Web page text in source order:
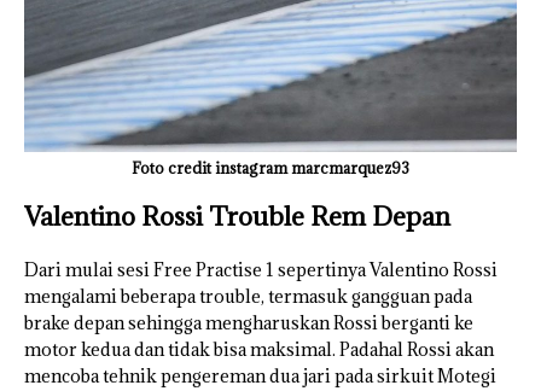
Foto credit instagram marcmarquez93
Valentino Rossi Trouble Rem Depan
Dari mulai sesi Free Practise 1 sepertinya Valentino Rossi
mengalami beberapa trouble, termasuk gangguan pada
brake depan sehingga mengharuskan Rossi berganti ke
motor kedua dan tidak bisa maksimal. Padahal Rossi akan
mencoba tehnik pengereman dua jari pada sirkuit Motegi